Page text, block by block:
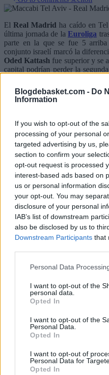
Blogdebasket.com - Do
Information
If you wish to opt-out of the
processing of your personal
targeted advertising by us,
section to confirm your
opt-out request is processed
interest-based ads based on
us or personal information
your opt-out. You may
disclosure of your personal
IAB’s list of downstream
also be disclosed by us to
Downstream Participants that
Personal Data
I want to opt-out of the
personal data.
Opted In
I want to opt-out of the
Personal Data.
Opted In
I want to opt-out of
Personal Data for
Opted In
ElReal Madrid ha caído en
última jornada de la Euroliga
parte en la que se fue 5
conjunto israelí marcó la
Oded Kattash fue superior y se
capital podrían perder la
Peyton Watsondenver nuggets